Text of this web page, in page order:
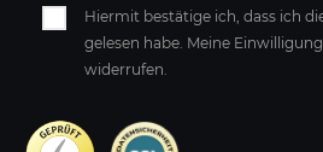
Hiermit bestätige ich, dass ich
gelesen habe. Meine
widerrufen.